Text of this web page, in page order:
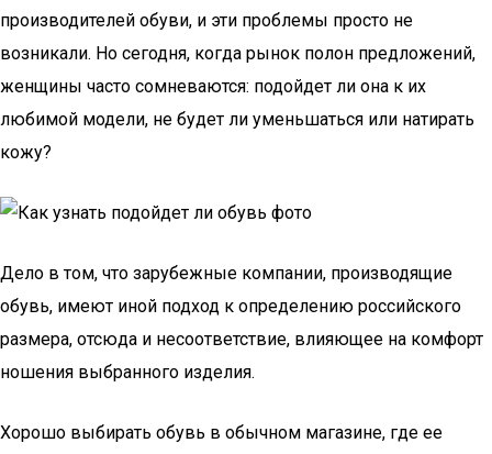
производителей обуви, и эти проблемы просто не
возникали. Но сегодня, когда рынок полон предложений,
женщины часто сомневаются: подойдет ли она к их
любимой модели, не будет ли уменьшаться или натирать
кожу?
Дело в том, что зарубежные компании, производящие
обувь, имеют иной подход к определению российского
размера, отсюда и несоответствие, влияющее на комфорт
ношения выбранного изделия.
Хорошо выбирать обувь в обычном магазине, где ее